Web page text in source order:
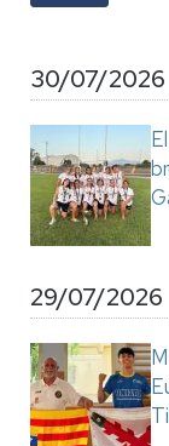
30/07/2026
29/07/2026